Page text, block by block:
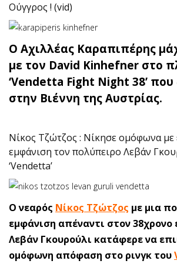
Ούγγρος ! (vid)
Ο Αχιλλέας Καραπιπέρης
με τον David Kinhefner στο
‘Vendetta Fight Night 38’ που
στην Βιέννη της Αυστρίας.
Νίκος Τζώτζος : Νίκησε ομόφωνα με
εμφάνιση τον πολύπειρο Λεβάν
‘Vendetta’
Ο νεαρός Νίκος Τζώτζος με μια
εμφάνιση απέναντι στον 38χρονο
Λεβάν Γκουρούλι κατάφερε να
ομόφωνη απόφαση στο ρινγκ του